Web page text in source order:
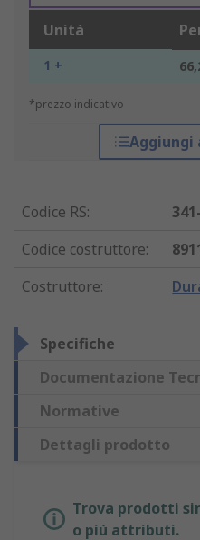
Unità
1 +
*prezzo indicativo
Aggiungi
Codice RS:
Codice costruttore:
Costruttore:
Specifiche
Documentazione
Normative
Dettagli prodotto
Trova prodotti
o più attributi.